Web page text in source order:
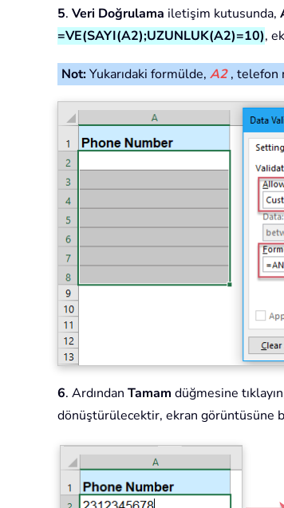
5. Veri Doğrulama iletişim kutusunda,
=VE(SAYI(A2);UZUNLUK(A2)=10),
Not:Yukarıdaki formülde, A2 , telefon
6. Ardından Tamam düğmesine
dönüştürülecektir, ekran görüntüsüne